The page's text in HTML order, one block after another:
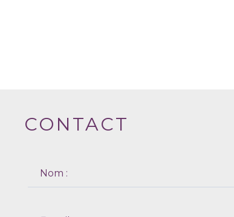
CONTACT